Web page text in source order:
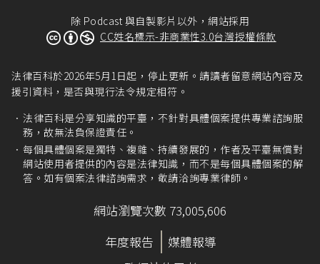
除 Podcast 與自製影片以外，網站採用
CC姓名標示-非商業性3.0台灣授權條款
法律百科於2026年5月1日起，停止更新。請讀者留意網站內容及
援引資料，是否與現行法令規定相符。
法律百科是分享知識的平臺，不針對具體個案提供專業諮詢服
務，故無法負保證責任。
每個具體個案是獨特、複雜、持續發展的，作者及平臺無償對
網站使用者提供的內容是法律知識，而不是每個具體個案的解
答。如有個案法律諮詢需求，敬請洽詢專業律師。
網站瀏覽次數 73,005,606
年度報告
媒體報導